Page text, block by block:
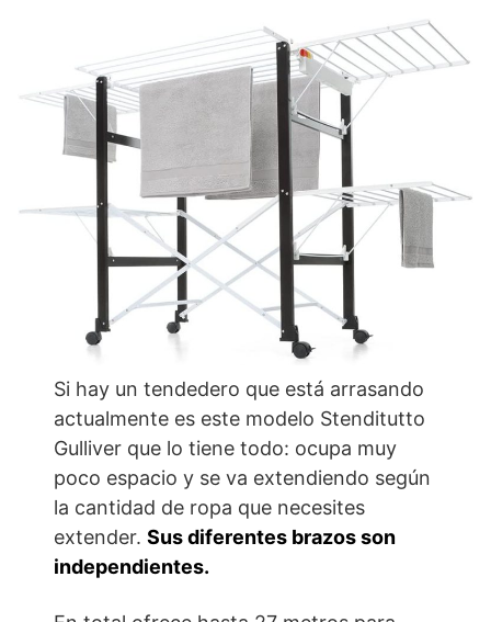
Si hay un tendedero que está arrasando
actualmente es este modelo Stenditutto
Gulliver que lo tiene todo: ocupa muy
poco espacio y se va extendiendo según
la cantidad de ropa que necesites
extender.Sus diferentes brazos son
independientes.